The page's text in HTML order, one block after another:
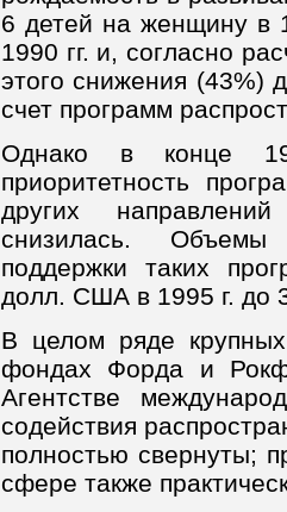
6 детей на женщину в
1990 гг. и, согласно
этого снижения (43%)
счет программ
Однако в конце
приоритетность
других
снизилась. Объемы
поддержки таких
долл. США в 1995 г. до
В целом ряде
фондах Форда и
Агентстве
содействия
полностью свернуты;
сфере также